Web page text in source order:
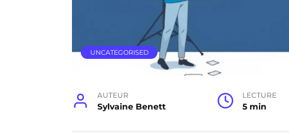
UNCATEGORISED
AUTEUR
Sylvaine Benett
LECTURE
5 min